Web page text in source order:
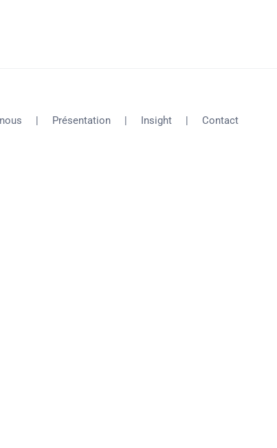
Présentation Insight Contact